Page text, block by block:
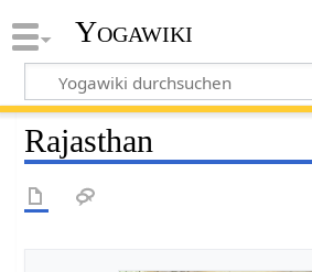
Yogawiki
Rajasthan